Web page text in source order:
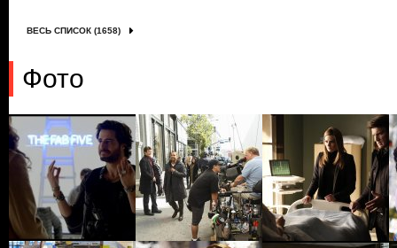
ВЕСЬ СПИСОК (1658)
Фото